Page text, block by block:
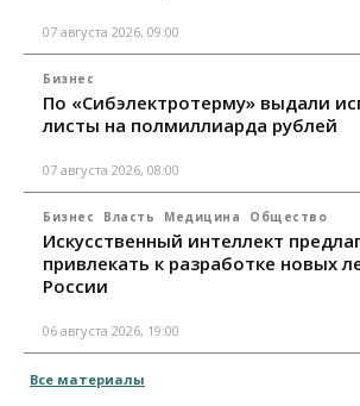
07 августа 2026, 09:00
Бизнес
По «Сибэлектротерму» выдали
листы на полмиллиарда рублей
07 августа 2026, 08:00
Бизнес Власть Медицина Общество
Искусственный интеллект
привлекать к разработке новых
России
06 августа 2026, 19:00
Все материалы